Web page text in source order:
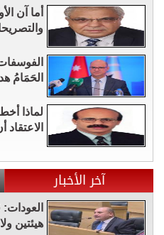
أما آن
الحَمَامُ
لماذا
آخر الأخبار
هيئتين